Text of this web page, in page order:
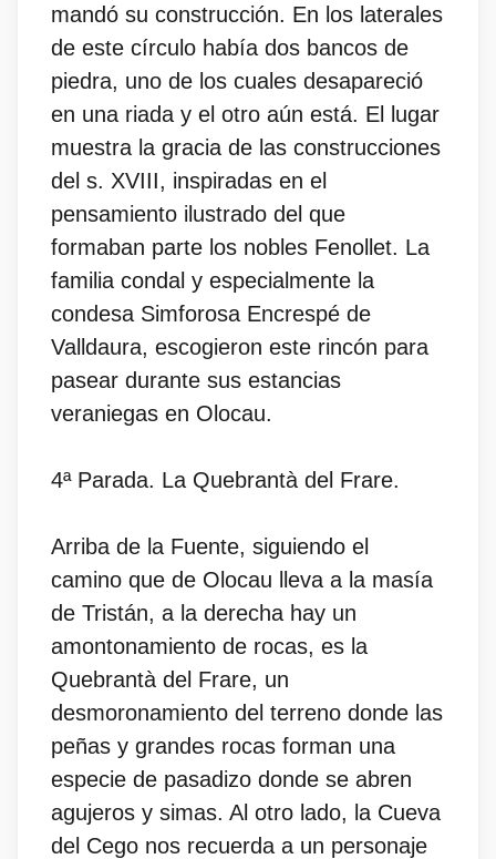
mandó su construcción. En los laterales
de este círculo había dos bancos de
piedra, uno de los cuales desapareció
en una riada y el otro aún está. El lugar
muestra la gracia de las construcciones
del s. XVIII, inspiradas en el
pensamiento ilustrado del que
formaban parte los nobles Fenollet. La
familia condal y especialmente la
condesa Simforosa Encrespé de
Valldaura, escogieron este rincón para
pasear durante sus estancias
veraniegas en Olocau.
4ª Parada. La Quebrantà del Frare.
Arriba de la Fuente, siguiendo el
camino que de Olocau lleva a la masía
de Tristán, a la derecha hay un
amontonamiento de rocas, es la
Quebrantà del Frare, un
desmoronamiento del terreno donde las
peñas y grandes rocas forman una
especie de pasadizo donde se abren
agujeros y simas. Al otro lado, la Cueva
del Cego nos recuerda a un personaje